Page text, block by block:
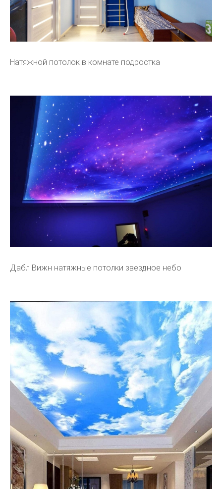
Натяжной потолок в комнате подростка
Дабл Вижн натяжные потолки звездное небо